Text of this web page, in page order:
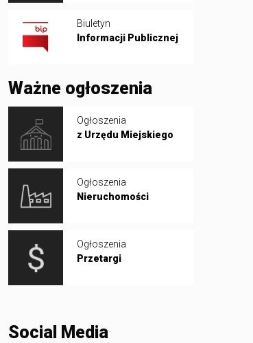
Biuletyn
Informacji Publicznej
Ważne ogłoszenia
Ogłoszenia
z Urzędu Miejskiego
Ogłoszenia
Nieruchomości
Ogłoszenia
Przetargi
Social Media